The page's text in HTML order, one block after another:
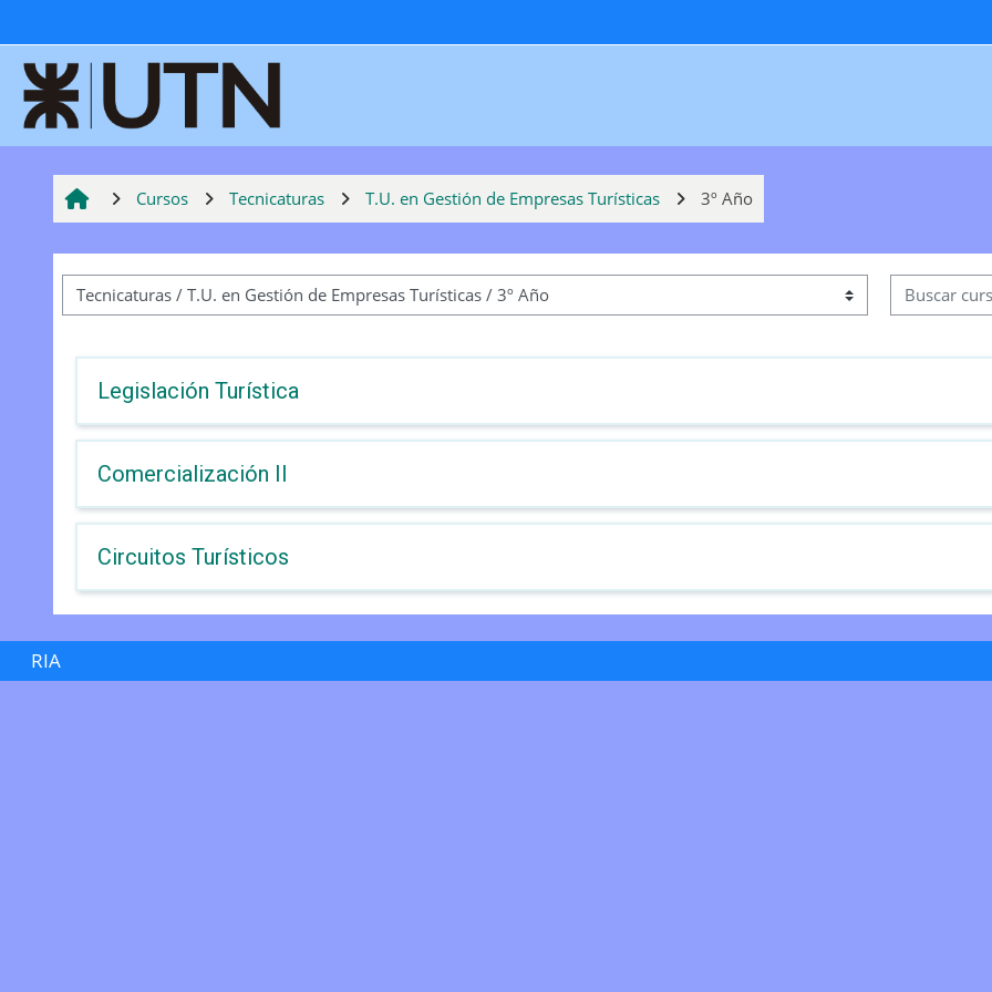
Cursos Tecnicaturas T.U. en Gestión de Empresas Turísticas 3º Año
Categorías
Buscar cursos
Legislación Turística
Comercialización II
Circuitos Turísticos
RIA